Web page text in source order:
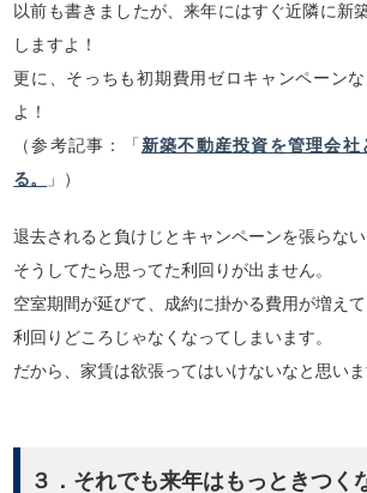
以前も書きましたが、来年にはすぐ近隣に新
しますよ！
更に、そっちも初期費用ゼロキャンペーン
よ！
（参考記事：「 新築不動産投資を管理会
る。
」）
退去されると負けじとキャンペーンを張らない
そうしてたら思ってた利回りが出ません。
空室期間が延びて、成約に掛かる費用が増えて
利回りどころじゃなくなってしまいます。
だから、家賃は欲張ってはいけないなと思いま
３．それでも来年はもっときつく